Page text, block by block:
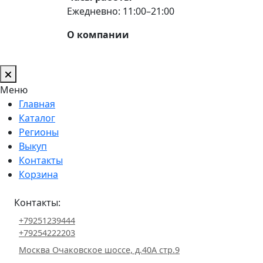
Ежедневно: 11:00–21:00
О компании
Меню
Главная
Каталог
Регионы
Выкуп
Контакты
Корзина
Контакты:
+79251239444
+79254222203
Москва Очаковское шоссе, д.40А стр.9